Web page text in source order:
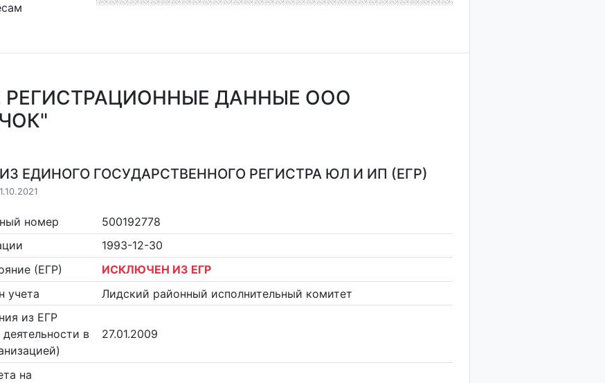
РЕГИСТРАЦИОННЫЕ ДАННЫЕ ООО
ЕДИНОГО ГОСУДАРСТВЕННОГО РЕГИСТРА ЮЛ И ИП (ЕГР)
номер
500192778
1993-12-30
(ЕГР)
ИСКЛЮЧЕН ИЗ ЕГР
учета
Лидский районный исполнительный комитет
из ЕГР
в
27.01.2009
на